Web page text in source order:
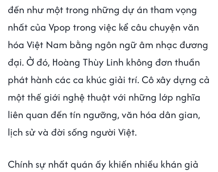
đến như một trong những dự án tham vọng
nhất của Vpop trong việc kể câu chuyện văn
hóa Việt Nam bằng ngôn ngữ âm nhạc đương
đại. Ở đó, Hoàng Thùy Linh không đơn thuần
phát hành các ca khúc giải trí. Cô xây dựng cả
một thế giới nghệ thuật với những lớp nghĩa
liên quan đến tín ngưỡng, văn hóa dân gian,
lịch sử và đời sống người Việt.
Chính sự nhất quán ấy khiến nhiều khán giả